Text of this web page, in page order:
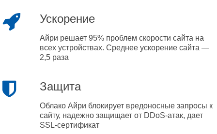
Ускорение
Айри решает 95% проблем скорости сайта на
всех устройствах. Среднее ускорение сайта —
2,5 раза
Защита
Облако Айри блокирует вредоносные запросы к
сайту, надежно защищает от DDoS-атак, дает
SSL-сертификат